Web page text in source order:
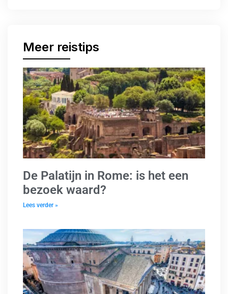
Meer reistips
De Palatijn in Rome: is het een
bezoek waard?
Lees verder »